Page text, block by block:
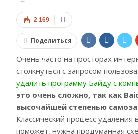
2 169
Поделиться
Очень часто на просторах
столкнуться с запросом
удалить программу Байду с
это очень сложно, так как
высочайшей степенью
Классический процесс удаления
поможет, нужна продуманная